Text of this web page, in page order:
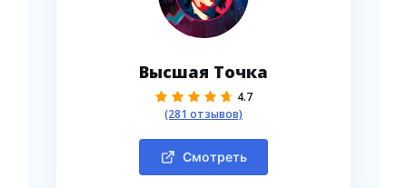
Высшая Точка
4.7
(281 отзывов)
Смотреть